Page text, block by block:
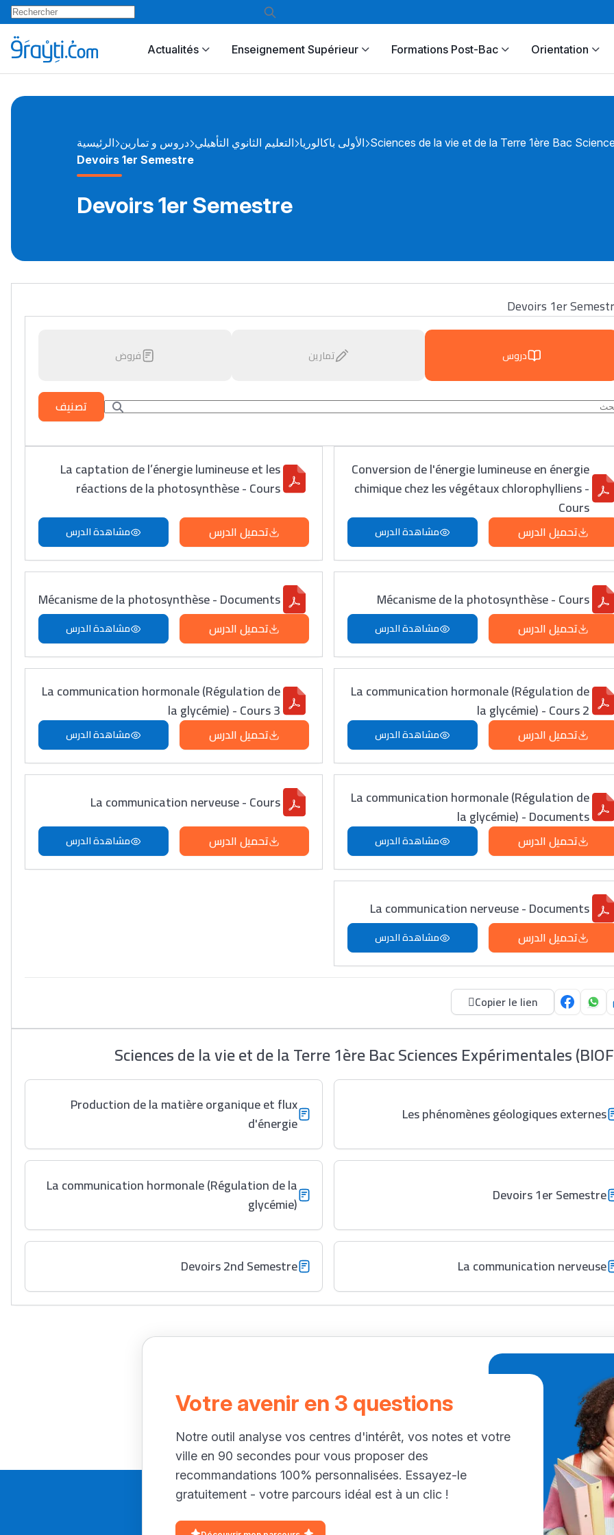
Actualités Enseignement Supérieur Formations Post-Bac Orientation
الرئيسية دروس و تمارين التعليم الثانوي التأهيلي الأولى باكالوريا Sciences de la vie et de la Terre 1ère Bac
Devoirs 1er Semestre
Devoirs 1er Semestre
Devoirs 1er
دروس تمارين فروض
تصنيف
Conversion de l'énergie lumineuse en énergie
chimique chez les végétaux chlorophylliens -
Cours
تحميل الدرس مشاهدة الدرس
La captation de l’énergie lumineuse et les
réactions de la photosynthèse - Cours
تحميل الدرس مشاهدة الدرس
Mécanisme de la photosynthèse - Cours
تحميل الدرس مشاهدة الدرس
Mécanisme de la photosynthèse - Documents
تحميل الدرس مشاهدة الدرس
La communication hormonale (Régulation de
la glycémie) - Cours 2
تحميل الدرس مشاهدة الدرس
La communication hormonale (Régulation de
la glycémie) - Cours 3
تحميل الدرس مشاهدة الدرس
La communication hormonale (Régulation de
la glycémie) - Documents
تحميل الدرس مشاهدة الدرس
La communication nerveuse - Cours
تحميل الدرس مشاهدة الدرس
La communication nerveuse - Documents
تحميل الدرس مشاهدة الدرس
Copier le lien
Sciences de la vie et de la Terre 1ère Bac Sciences Expérimentales
Les phénomènes géologiques externes
Production de la matière organique et flux
d'énergie
Devoirs 1er Semestre
La communication hormonale (Régulation de la
glycémie)
La communication nerveuse
Devoirs 2nd Semestre
Votre avenir en 3 questions
Notre outil analyse vos centres d'intérêt, vos notes et votre
ville en 90 secondes pour vous proposer des
recommandations 100% personnalisées. Essayez-le
gratuitement - votre parcours idéal est à un clic !